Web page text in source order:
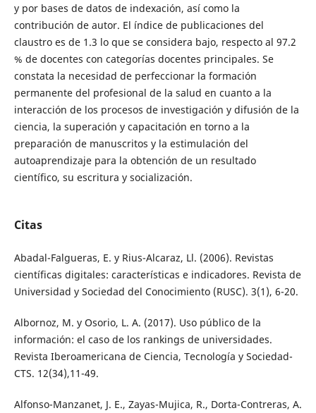
y por bases de datos de indexación, así como la
contribución de autor. El índice de publicaciones del
claustro es de 1.3 lo que se considera bajo, respecto al 97.2
% de docentes con categorías docentes principales. Se
constata la necesidad de perfeccionar la formación
permanente del profesional de la salud en cuanto a la
interacción de los procesos de investigación y difusión de la
ciencia, la superación y capacitación en torno a la
preparación de manuscritos y la estimulación del
autoaprendizaje para la obtención de un resultado
científico, su escritura y socialización.
Citas
Abadal-Falgueras, E. y Rius-Alcaraz, Ll. (2006). Revistas
científicas digitales: características e indicadores. Revista de
Universidad y Sociedad del Conocimiento (RUSC). 3(1), 6-20.
Albornoz, M. y Osorio, L. A. (2017). Uso público de la
información: el caso de los rankings de universidades.
Revista Iberoamericana de Ciencia, Tecnología y Sociedad-
CTS. 12(34),11-49.
Alfonso-Manzanet, J. E., Zayas-Mujica, R., Dorta-Contreras, A.